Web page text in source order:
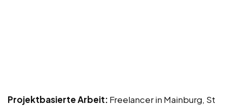
Projektbasierte Arbeit: Freelancer in Mainburg, St